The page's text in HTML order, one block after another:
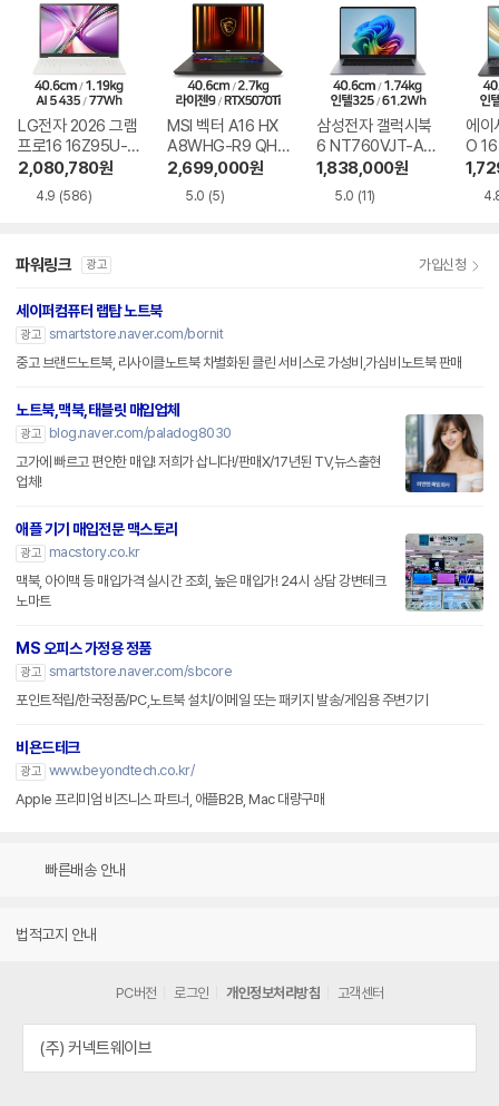
LG전자 2026 그램
프로16 16Z95U-G
S5WK
2,080,780원
4.9 (586)
MSI 벡터 A16 HX
A8WHG-R9 QHD
+
2,699,000원
5.0 (5)
삼성전자 갤럭시북
6 NT760VJT-A51
A
1,838,000원
5.0 (11)
에이
O
1-
파워링크 광고 가입신청
세이퍼컴퓨터 랩탑 노트북
광고 smartstore.naver.com/bornit
중고 브랜드노트북, 리사이클노트북 차별화된 클린 서비스로 가성비,가심비노트북 판매
노트북,맥북,태블릿 매입업체
광고
blog.naver.com/paladog8030
고가에 빠르고 편안한 매입! 저희가 삽니다!/판매X/17년된 TV,뉴스출현
업체!
애플 기기 매입전문 맥스토리
광고
macstory.co.kr
맥북, 아이맥 등 매입가격 실시간 조회, 높은 매입가! 24시 상담 강변테크
노마트
MS 오피스 가정용 정품
광고 smartstore.naver.com/sbcore
포인트적립/한국정품/PC,노트북 설치/이메일 또는 패키지 발송/게임용 주변기기
비욘드테크
광고 www.beyondtech.co.kr/
Apple 프리미엄 비즈니스 파트너, 애플B2B, Mac 대량구매
빠른배송 안내
법적고지 안내
PC버전 로그인 개인정보처리방침 고객센터
(주) 커넥트웨이브